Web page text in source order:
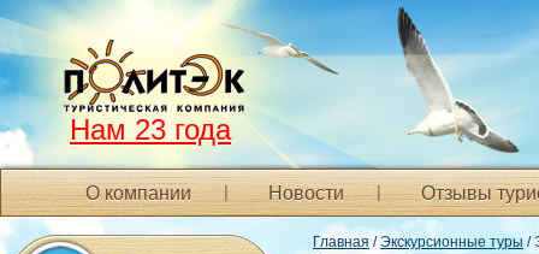
Нам 23 года
О компании Новости Отзывы
Главная /Экскурсионные туры /